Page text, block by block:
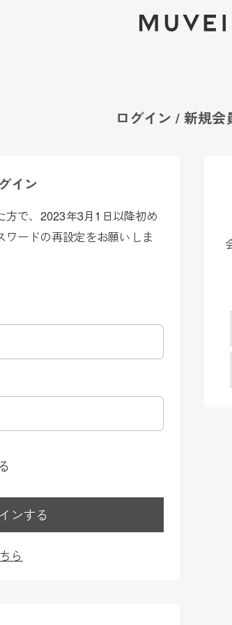
2026 AUTUMN WINTER
ログイン / 新規会
イン
方で、2023年3月1日以降初め
ードの再設定をお願いしま
ンする
ら